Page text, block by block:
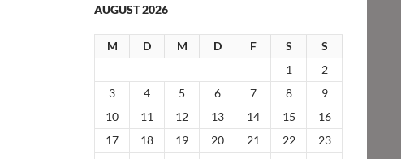
AUGUST 2026
M D M D F S
S
1
2
3
4 5 6 7 8
9
10
11 12 13 14 15
16
17
18 19 20 21 22
23